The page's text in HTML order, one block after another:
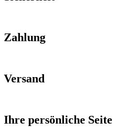
Zahlung
Versand
Ihre persönliche Seite